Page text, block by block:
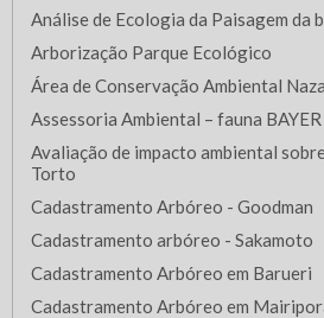
Análise de Ecologia da Paisagem da
Arborização Parque Ecológico
Área de Conservação Ambiental
Assessoria Ambiental – fauna
Avaliação de impacto ambiental
Torto
Cadastramento Arbóreo - Goodman
Cadastramento arbóreo - Sakamoto
Cadastramento Arbóreo em Barueri
Cadastramento Arbóreo em